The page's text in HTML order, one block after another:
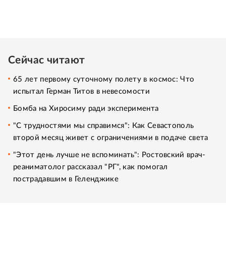
Сейчас читают
65 лет первому суточному полету в космос: Что
испытал Герман Титов в невесомости
Бомба на Хиросиму ради эксперимента
"С трудностями мы справимся": Как Севастополь
второй месяц живет с ограничениями в подаче света
"Этот день лучше не вспоминать": Ростовский врач-
реаниматолог рассказал "РГ", как помогал
пострадавшим в Геленджике